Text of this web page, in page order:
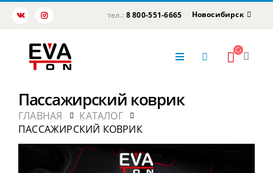
тел.: 8 800-551-6665 Новосибирск
Пассажирский коврик
ГЛАВНАЯ
КАТАЛОГ
ПАССАЖИРСКИЙ КОВРИК